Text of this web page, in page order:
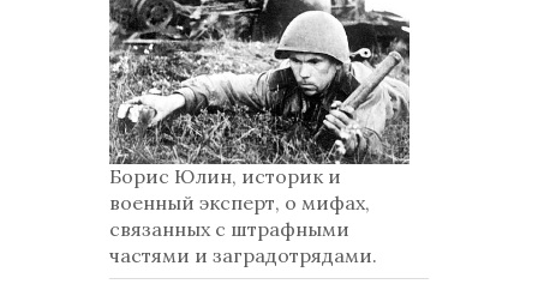
Борис Юлин, историк и
военный эксперт, о мифах,
связанных с штрафными
частями и заградотрядами.